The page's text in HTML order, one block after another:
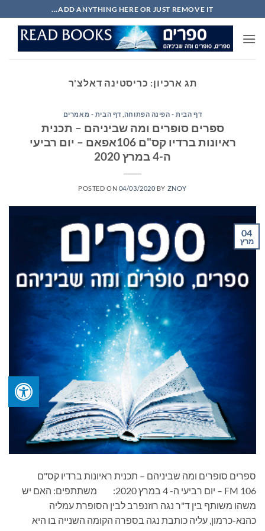
to
content
ADD ANYTHING HERE OR JUST REMOVE IT...
תג ארכיון: כריסטינה דאלצ'ר
דף הבית - הפינה הפתוחה דף הבית - מאמרים
ספרים סופרים ומה שביניהם – תכנית
ראיונות ברדיו קס"ם 106אפאם – יום רביעי
ה-4 במרץ 2020
POSTED ON 04/03/2020 BY ZNOY
04
מרץ
ספרים סופרים ומה שביניהם – תכנית ראיונות ברדיו קס"ם
106 FM – יום רביעי ה- 4 במרץ 2020: משתתפים: האם יש
משהו משותף בין ד"ר נגה רוזנפרב לבין הסופרת עמליה
כהנא-כרמון, עליה כותבת נגה בספרה הקומה השנייה בו היא